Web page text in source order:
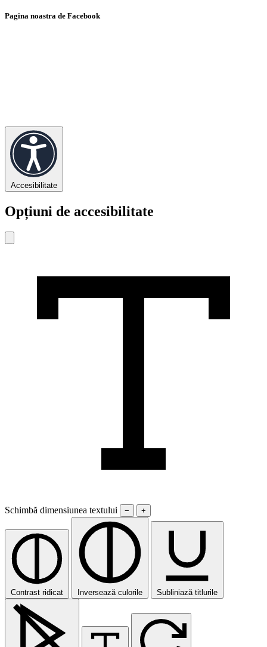
Pagina noastra de Facebook
Accesibilitate
Opțiuni de accesibilitate
Schimbă dimensiunea textului − +
Contrast ridicat Inversează culorile Subliniază titlurile